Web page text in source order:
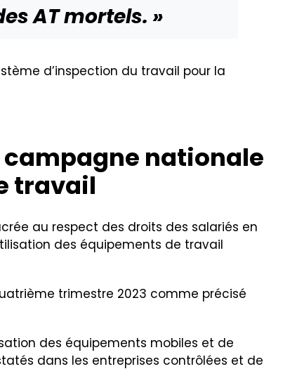
AT mortels. »
d’inspection du travail pour la
campagne nationale
travail
au respect des droits des salariés en
des équipements de travail
trimestre 2023 comme précisé
des équipements mobiles et de
dans les entreprises contrôlées et de